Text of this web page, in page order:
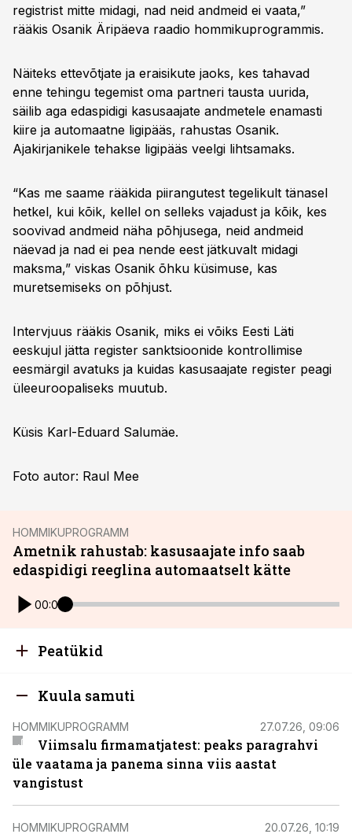
registrist mitte midagi, nad neid andmeid ei vaata,”
rääkis Osanik Äripäeva raadio hommikuprogrammis.
Näiteks ettevõtjate ja eraisikute jaoks, kes tahavad
enne tehingu tegemist oma partneri tausta uurida,
säilib aga edaspidigi kasusaajate andmetele enamasti
kiire ja automaatne ligipääs, rahustas Osanik.
Ajakirjanikele tehakse ligipääs veelgi lihtsamaks.
“Kas me saame rääkida piirangutest tegelikult tänasel
hetkel, kui kõik, kellel on selleks vajadust ja kõik, kes
soovivad andmeid näha põhjusega, neid andmeid
näevad ja nad ei pea nende eest jätkuvalt midagi
maksma,” viskas Osanik õhku küsimuse, kas
muretsemiseks on põhjust.
Intervjuus rääkis Osanik, miks ei võiks Eesti Läti
eeskujul jätta register sanktsioonide kontrollimise
eesmärgil avatuks ja kuidas kasusaajate register peagi
üleeuroopaliseks muutub.
Küsis Karl-Eduard Salumäe.
Foto autor: Raul Mee
HOMMIKUPROGRAMM
Ametnik rahustab: kasusaajate info saab
edaspidigi reeglina automaatselt kätte
00:00
Peatükid
Kuula samuti
HOMMIKUPROGRAMM 27.07.26, 09:06
Viimsalu firmamatjatest: peaks paragrahvi
üle vaatama ja panema sinna viis aastat
vangistust
HOMMIKUPROGRAMM 20.07.26, 10:19